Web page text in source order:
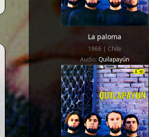
La paloma
1966 | Chile
Audio:Quilapayún